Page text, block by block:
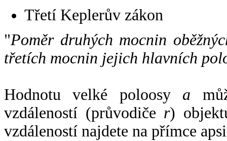
Třetí Keplerův zákon
"Poměr druhých mocnin
třetích mocnin jejich hlavních
Hodnotu velké poloosy a
vzdáleností (průvodiče r)
vzdáleností najdete na přímce